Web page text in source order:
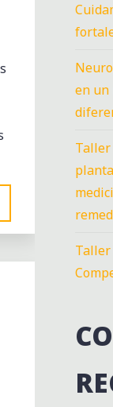
en un
Taller
Taller